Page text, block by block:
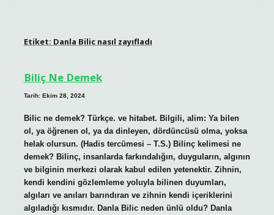
Etiket: Danla Bilic nasıl zayıfladı
Biliç Ne Demek
Tarih: Ekim 28, 2024
Bilic ne demek? Türkçe. ve hitabet. Bilgili, alim: Ya bilen
ol, ya öğrenen ol, ya da dinleyen, dördüncüsü olma, yoksa
helak olursun. (Hadis tercümesi – T.S.) Bilinç kelimesi ne
demek? Bilinç, insanlarda farkındalığın, duyguların, algının
ve bilginin merkezi olarak kabul edilen yetenektir. Zihnin,
kendi kendini gözlemleme yoluyla bilinen duyumları,
algıları ve anıları barındıran ve zihnin kendi içeriklerini
algıladığı kısmıdır. Danla Bilic neden ünlü oldu? Danla